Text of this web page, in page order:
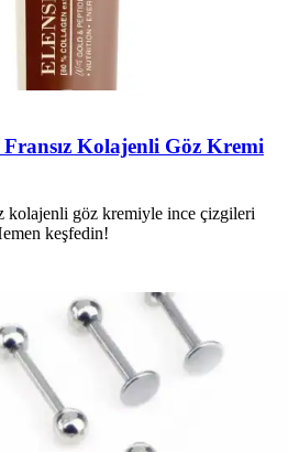
Kolajenli Göz Kremi
kolajenli göz kremiyle ince çizgileri
keşfedin!